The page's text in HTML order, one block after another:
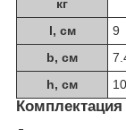
кг
l, см 9
b, см
h, см
Комплектация